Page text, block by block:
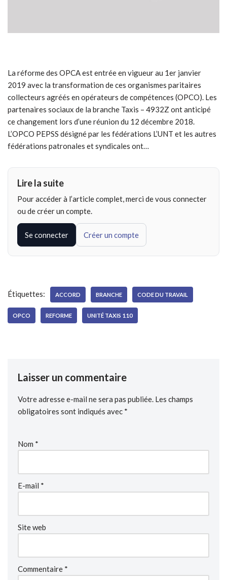
La réforme des OPCA est entrée en vigueur au 1er janvier
2019 avec la transformation de ces organismes paritaires
collecteurs agréés en opérateurs de compétences (OPCO). Les
partenaires sociaux de la branche Taxis – 4932Z ont anticipé
ce changement lors d’une réunion du 12 décembre 2018.
L’OPCO PEPSS désigné par les fédérations L’UNT et les autres
fédérations patronales et syndicales ont…
Lire la suite
Pour accéder à l’article complet, merci de vous connecter
ou de créer un compte.
Se connecter Créer un compte
Étiquettes: ACCORD BRANCHE CODE DU TRAVAIL
OPCO REFORME UNITÉ TAXIS 110
Laisser un commentaire
Votre adresse e-mail ne sera pas publiée. Les champs
obligatoires sont indiqués avec *
Nom *
E-mail *
Site web
Commentaire *